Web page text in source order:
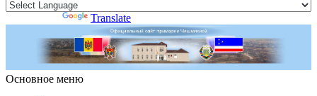
Translate
Основное меню